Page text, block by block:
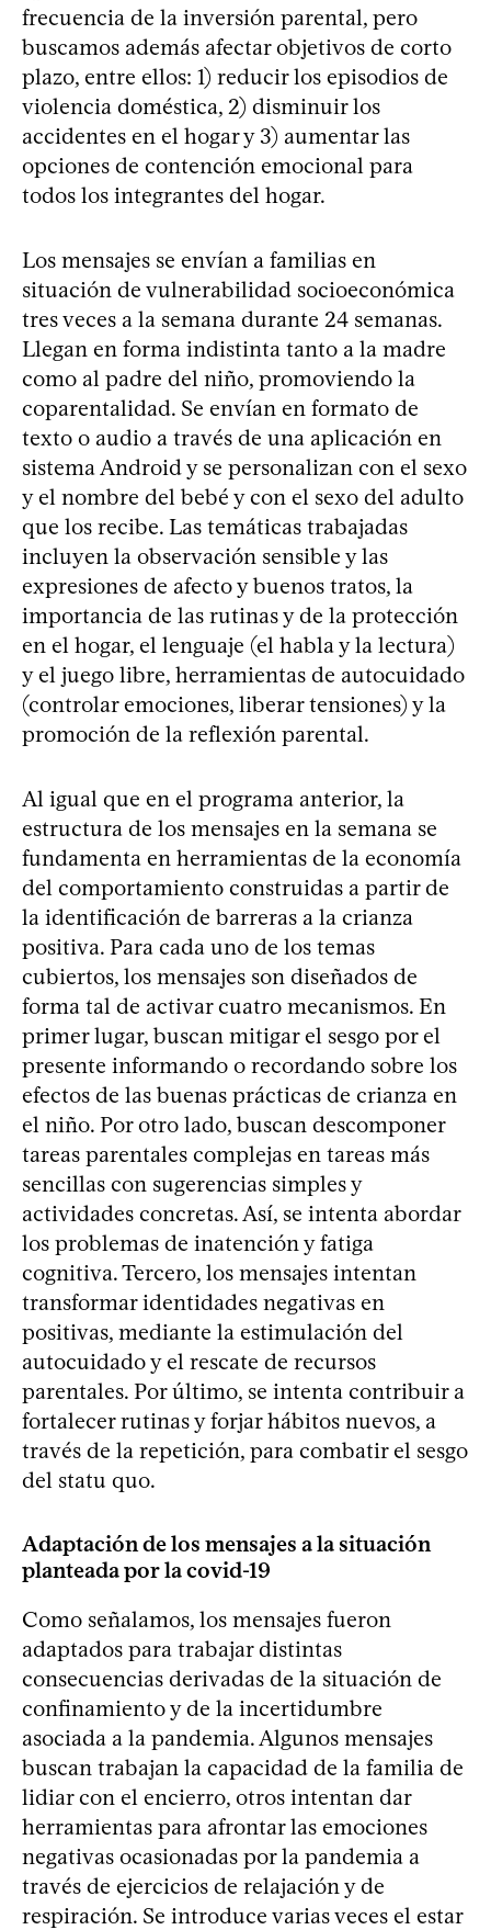
frecuencia de la inversión parental, pero
buscamos además afectar objetivos de corto
plazo, entre ellos: 1) reducir los episodios de
violencia doméstica, 2) disminuir los
accidentes en el hogar y 3) aumentar las
opciones de contención emocional para
todos los integrantes del hogar.
Los mensajes se envían a familias en
situación de vulnerabilidad socioeconómica
tres veces a la semana durante 24 semanas.
Llegan en forma indistinta tanto a la madre
como al padre del niño, promoviendo la
coparentalidad. Se envían en formato de
texto o audio a través de una aplicación en
sistema Android y se personalizan con el sexo
y el nombre del bebé y con el sexo del adulto
que los recibe. Las temáticas trabajadas
incluyen la observación sensible y las
expresiones de afecto y buenos tratos, la
importancia de las rutinas y de la protección
en el hogar, el lenguaje (el habla y la lectura)
y el juego libre, herramientas de autocuidado
(controlar emociones, liberar tensiones) y la
promoción de la reflexión parental.
Al igual que en el programa anterior, la
estructura de los mensajes en la semana se
fundamenta en herramientas de la economía
del comportamiento construidas a partir de
la identificación de barreras a la crianza
positiva. Para cada uno de los temas
cubiertos, los mensajes son diseñados de
forma tal de activar cuatro mecanismos. En
primer lugar, buscan mitigar el sesgo por el
presente informando o recordando sobre los
efectos de las buenas prácticas de crianza en
el niño. Por otro lado, buscan descomponer
tareas parentales complejas en tareas más
sencillas con sugerencias simples y
actividades concretas. Así, se intenta abordar
los problemas de inatención y fatiga
cognitiva. Tercero, los mensajes intentan
transformar identidades negativas en
positivas, mediante la estimulación del
autocuidado y el rescate de recursos
parentales. Por último, se intenta contribuir a
fortalecer rutinas y forjar hábitos nuevos, a
través de la repetición, para combatir el sesgo
del statu quo.
Adaptación de los mensajes a la situación
planteada por la covid-19
Como señalamos, los mensajes fueron
adaptados para trabajar distintas
consecuencias derivadas de la situación de
confinamiento y de la incertidumbre
asociada a la pandemia. Algunos mensajes
buscan trabajan la capacidad de la familia de
lidiar con el encierro, otros intentan dar
herramientas para afrontar las emociones
negativas ocasionadas por la pandemia a
través de ejercicios de relajación y de
respiración. Se introduce varias veces el estar